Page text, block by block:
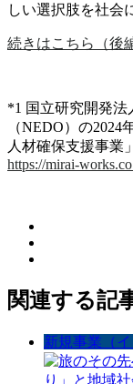
しい選択肢を社会
続きはこちら（後
*1 国立研究開発
（NEDO）の
人材確保支援事業
https://mirai-
関連する記
新規事業（イ